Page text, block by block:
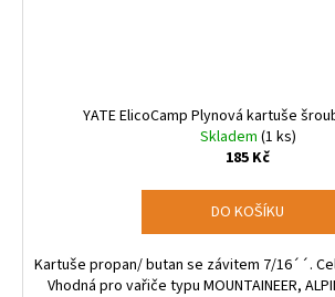
YATE ElicoCamp Plynová kartuše
Skladem (1 ks)
185 Kč
DO KOŠÍKU
Kartuše propan/ butan se závitem 7/16´´.
Vhodná pro vařiče typu MOUNTAINEER,